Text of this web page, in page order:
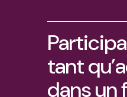
tant
dans un